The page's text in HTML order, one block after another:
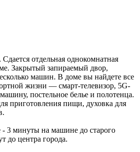
отдельная однокомнатная
Закрытый запираемый двор,
машин. В доме вы найдете все
жизни — смарт-телевизор, 5G-
постельное белье и полотенца.
приготовления пищи, духовка для
- 3 минуты на машине до старого
до центра города.